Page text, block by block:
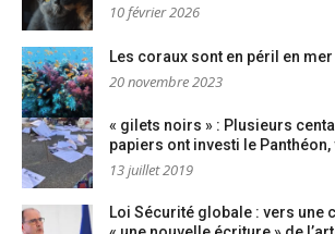
10 février 2026
Les coraux sont en péril en
20 novembre 2023
« gilets noirs » : Plusieurs
papiers ont investi le
13 juillet 2019
Loi Sécurité globale : vers une